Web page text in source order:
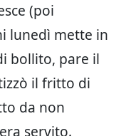
(poi
lunedì mette in
bollito, pare il
il fritto di
da non
servito.